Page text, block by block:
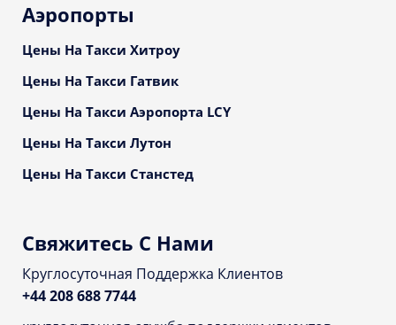
Аэропорты
Цены На Такси Хитроу
Цены На Такси Гатвик
Цены На Такси Аэропорта LCY
Цены На Такси Лутон
Цены На Такси Станстед
Свяжитесь С Нами
Круглосуточная Поддержка Клиентов
+44 208 688 7744